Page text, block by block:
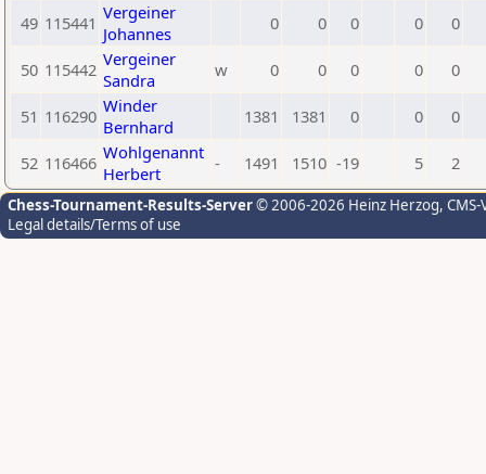
49 115441 Vergeiner
Johannes
0 0 0 0 0
50 115442 Vergeiner
Sandra
w 0 0 0 0 0
51 116290 Winder
Bernhard
1381 1381 0 0 0
52 116466 Wohlgenannt
Herbert
- 1491 1510 -19 5 2
Chess-Tournament-Results-Server© 2006-2026 Heinz Herzog,
Legal details/Terms of use